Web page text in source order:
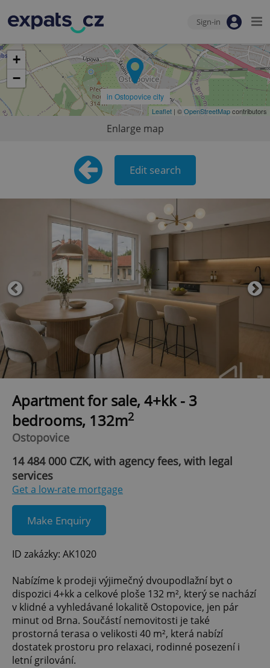
Sign-in
in Ostopovice city
+
−
Leaflet | ©OpenStreetMapcontributors
Enlarge map
Edit search
Apartment for sale, 4+kk - 3
bedrooms, 132m2
Ostopovice
14 484 000 CZK, with agency fees, with legal
services
Get a low-rate mortgage
Make Enquiry
ID zakázky: AK1020
Nabízíme k prodeji výjimečný dvoupodlažní byt o
dispozici 4+kk a celkové ploše 132 m², který se nachází
v klidné a vyhledávané lokalitě Ostopovice, jen pár
minut od Brna. Součástí nemovitosti je také
prostorná terasa o velikosti 40 m², která nabízí
dostatek prostoru pro relaxaci, rodinné posezení i
letní grilování.